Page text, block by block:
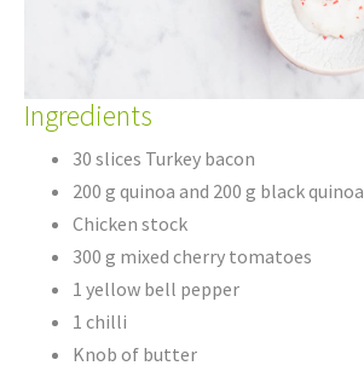
Ingredients
30 slices Turkey bacon
200 g quinoa and 200 g black quinoa
Chicken stock
300 g mixed cherry tomatoes
1 yellow bell pepper
1 chilli
Knob of butter